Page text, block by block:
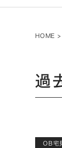
HOME >
過
OB宅